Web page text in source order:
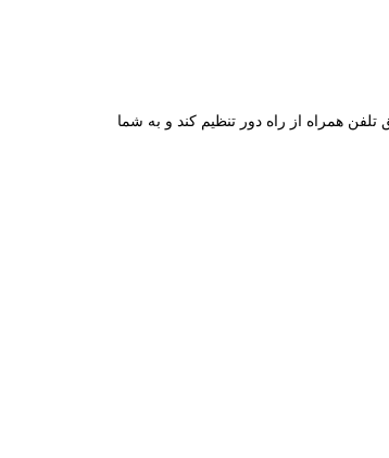
همراه از راه دور تنظیم کند و به شما